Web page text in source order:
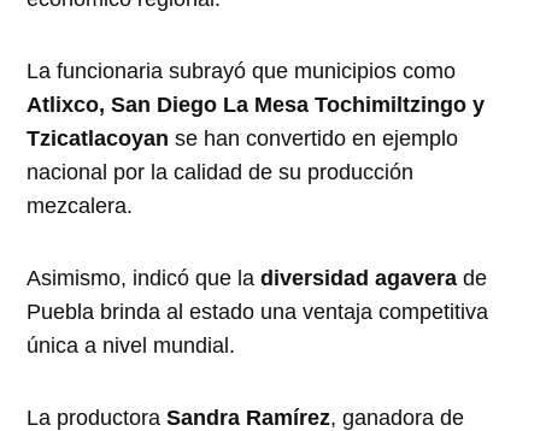
La funcionaria subrayó que municipios como
Atlixco, San Diego La Mesa Tochimiltzingo y
Tzicatlacoyan se han convertido en ejemplo
nacional por la calidad de su producción
mezcalera.
Asimismo, indicó que ladiversidad agavera de
Puebla brinda al estado una ventaja competitiva
única a nivel mundial.
La productoraSandra Ramírez, ganadora de